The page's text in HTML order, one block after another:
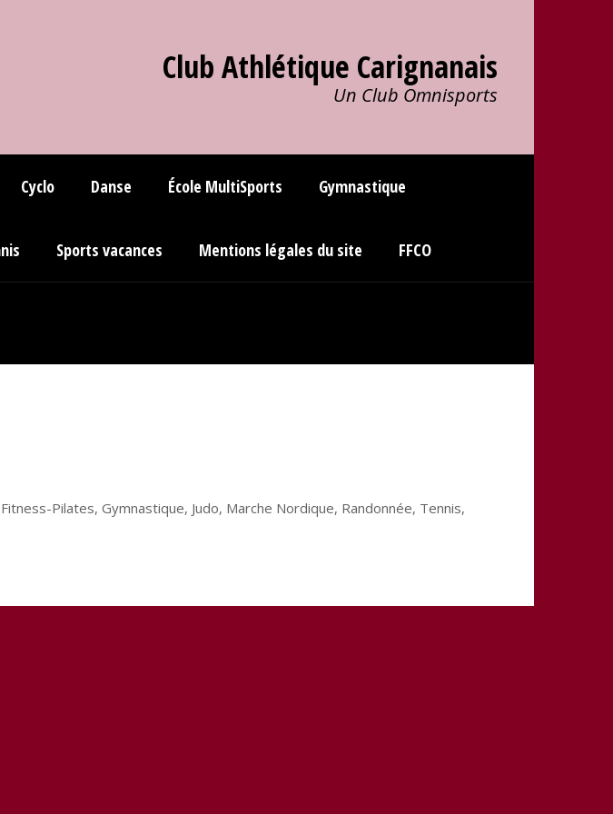
Club Athlétique Carignanais
Un Club Omnisports
Cyclo Danse École MultiSports Gymnastique
Sports vacances Mentions légales du site FFCO
Pilates, Gymnastique, Judo, Marche Nordique, Randonnée, Tennis,